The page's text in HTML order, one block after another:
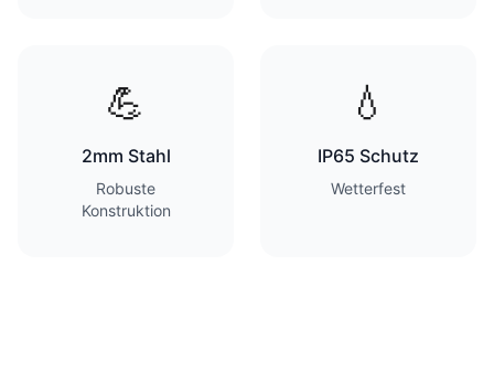
💪
2mm Stahl
Robuste
Konstruktion
💧
IP65 Schutz
Wetterfest